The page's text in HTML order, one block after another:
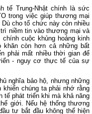
tế Trung-Nhật chính là sức
trong việc giúp thương mại
cho tổ chức này còn nhiều
niềm tin vào thương mại và
cuộc khủng hoảng kinh
khăn còn hơn cả những bất
phải mất nhiều thời gian để
- nguy cơ thực tế của sự
nghĩa bảo hộ, nhưng những
chúng ta phải nhớ rằng
tế phát triển khi mà khả năng
giới. Nếu hệ thống thương
tư bắt đầu không thể hiện